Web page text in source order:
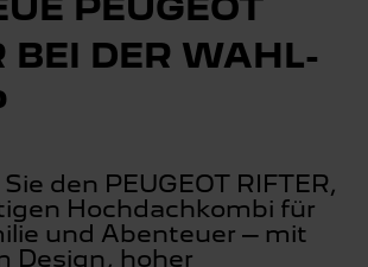
BEI DER WAHL-
den PEUGEOT RIFTER,
Hochdachkombi für
und Abenteuer – mit
Design, hoher